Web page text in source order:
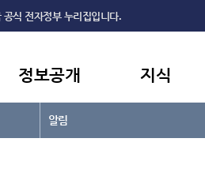
공식 전자정부 누리집입니다.
정보공개 지식
알림